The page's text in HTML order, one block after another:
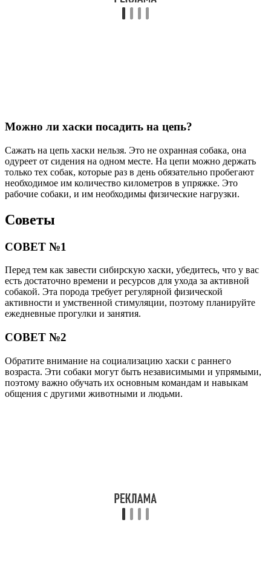
Можно ли хаски посадить на цепь?
Сажать на цепь хаски нельзя. Это не охранная собака, она
одуреет от сидения на одном месте. На цепи можно держать
только тех собак, которые раз в день обязательно пробегают
необходимое им количество километров в упряжке. Это
рабочие собаки, и им необходимы физические нагрузки.
Советы
СОВЕТ №1
Перед тем как завести сибирскую хаски, убедитесь, что у вас
есть достаточно времени и ресурсов для ухода за активной
собакой. Эта порода требует регулярной физической
активности и умственной стимуляции, поэтому планируйте
ежедневные прогулки и занятия.
СОВЕТ №2
Обратите внимание на социализацию хаски с раннего
возраста. Эти собаки могут быть независимыми и упрямыми,
поэтому важно обучать их основным командам и навыкам
общения с другими животными и людьми.